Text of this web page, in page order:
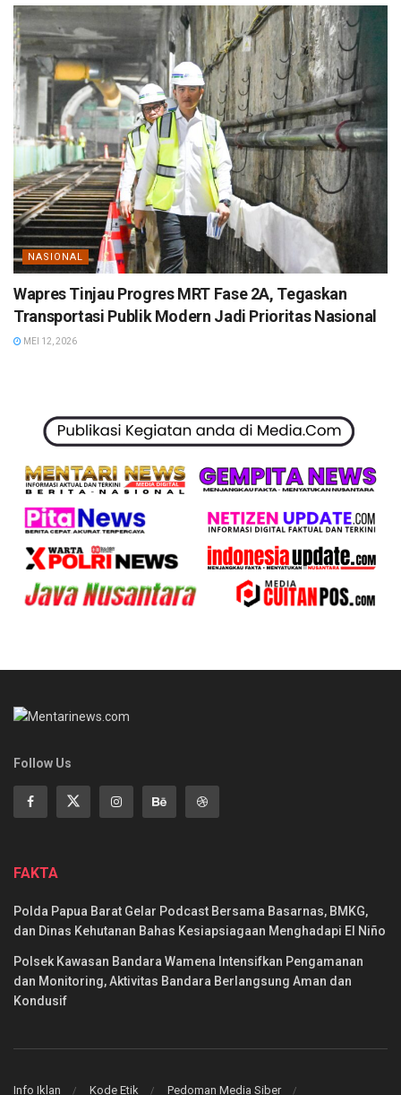
NASIONAL
Wapres Tinjau Progres MRT Fase 2A, Tegaskan
Transportasi Publik Modern Jadi Prioritas Nasional
MEI 12, 2026
Follow Us
FAKTA
Polda Papua Barat Gelar Podcast Bersama Basarnas, BMKG,
dan Dinas Kehutanan Bahas Kesiapsiagaan Menghadapi El Niño
Polsek Kawasan Bandara Wamena Intensifkan Pengamanan
dan Monitoring, Aktivitas Bandara Berlangsung Aman dan
Kondusif
Info Iklan Kode Etik Pedoman Media Siber